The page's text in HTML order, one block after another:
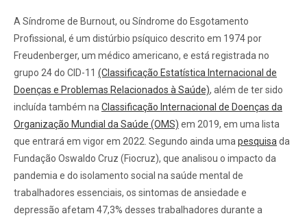
A Síndrome de Burnout, ou Síndrome do Esgotamento
Profissional, é um distúrbio psíquico descrito em 1974 por
Freudenberger, um médico americano, e está registrada no
grupo 24 do CID-11 (Classificação Estatística Internacional de
Doenças e Problemas Relacionados à Saúde), além de ter sido
incluída também na Classificação Internacional de Doenças da
Organização Mundial da Saúde (OMS) em 2019, em uma lista
que entrará em vigor em 2022. Segundo ainda uma pesquisa da
Fundação Oswaldo Cruz (Fiocruz), que analisou o impacto da
pandemia e do isolamento social na saúde mental de
trabalhadores essenciais, os sintomas de ansiedade e
depressão afetam 47,3% desses trabalhadores durante a